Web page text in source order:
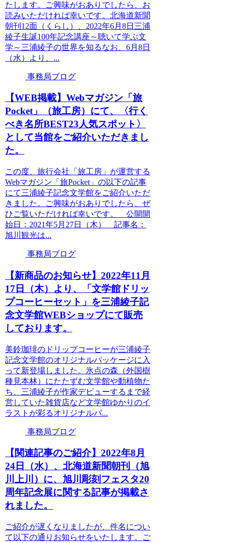
たします。ご興味がおありでしたら、お
読みいただければ幸いです。北海道新聞
朝刊12面（くらし）、2022年6月8日三浦
綾子生誕100年記念講座～聴いて学ぶ文
学～三浦綾子の世界を知るなお、6月8日
（水）より、...
事務局ブログ
【WEB掲載】Webマガジン「旅
Pocket」（旅工房）にて、〈行く
べき名所BEST23人気スポット〉
として当館をご紹介いただきまし
た。
この度、旅行会社「旅工房」が運営する
Webマガジン「旅Pocket」の以下の記事
にて三浦綾子記念文学館をご紹介いただ
きました。ご興味がおありでしたら、ぜ
ひご覧いただければ幸いです。 公開開
始日：2021年5月27日（木） 記事名：
旭川観光は...
事務局ブログ
【新商品のお知らせ】2022年11月
17日（木）より、「文学館ドリッ
プコーヒーセット」を三浦綾子記
念文学館WEBショップにて販売
しております。
美鈴珈琲のドリップコーヒーが三浦綾子
記念文学館のオリジナルパッケージに入
って新登場しました。氷点の森（外国樹
種見本林）にたたずむ文学館や動植物た
ち、三浦綾子が作家デビューするまで経
営していた雑貨店など文学館ゆかりのイ
ラストが彩るオリジナルパ...
事務局ブログ
【関連記事のご紹介】2022年8月
24日（水）、北海道新聞朝刊（旭
川上川）に、旭川彫刻フェスタ20
周年記念展に関する記事が掲載さ
れました。
ご紹介が遅くなりましたが、件名につい
て以下の通りお知らせをいたします。ご